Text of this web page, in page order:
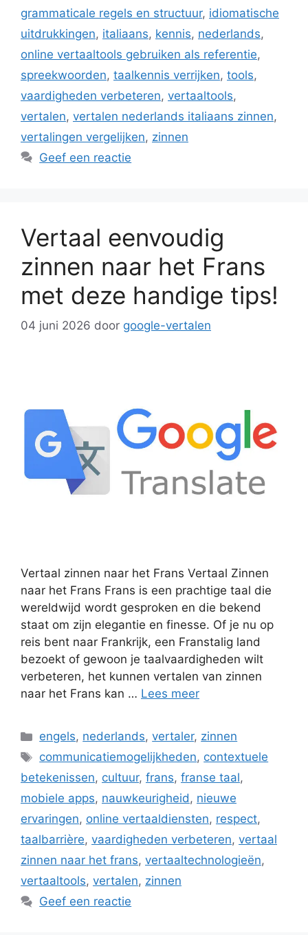
grammaticale regels en structuur, idiomatische
uitdrukkingen, italiaans, kennis, nederlands,
online vertaaltools gebruiken als referentie,
spreekwoorden, taalkennis verrijken, tools,
vaardigheden verbeteren, vertaaltools,
vertalen, vertalen nederlands italiaans zinnen,
vertalingen vergelijken, zinnen
Geef een reactie
Vertaal eenvoudig
zinnen naar het Frans
met deze handige tips!
04 juni 2026 door google-vertalen
Vertaal zinnen naar het Frans Vertaal Zinnen
naar het Frans Frans is een prachtige taal die
wereldwijd wordt gesproken en die bekend
staat om zijn elegantie en finesse. Of je nu op
reis bent naar Frankrijk, een Franstalig land
bezoekt of gewoon je taalvaardigheden wilt
verbeteren, het kunnen vertalen van zinnen
naar het Frans kan … Lees meer
Categorieën
engels, nederlands,vertaler, zinnen
Tags
communicatiemogelijkheden, contextuele
betekenissen, cultuur, frans, franse taal,
mobiele apps, nauwkeurigheid, nieuwe
ervaringen, online vertaaldiensten, respect,
taalbarrière, vaardigheden verbeteren, vertaal
zinnen naar het frans, vertaaltechnologieën,
vertaaltools, vertalen, zinnen
Geef een reactie